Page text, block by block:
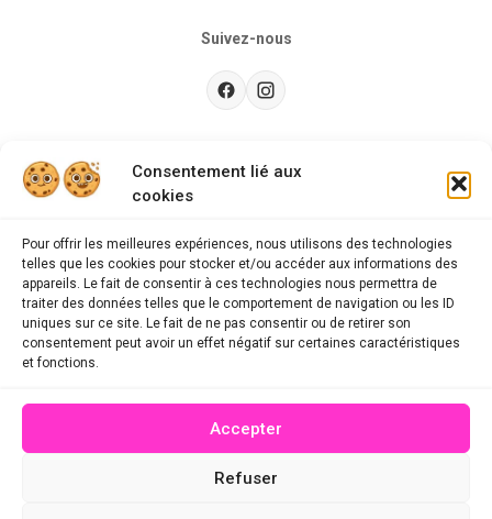
Consentement lié aux
cookies
Pour offrir les meilleures expériences, nous utilisons des technologies
telles que les cookies pour stocker et/ou accéder aux informations des
appareils. Le fait de consentir à ces technologies nous permettra de
traiter des données telles que le comportement de navigation ou les ID
uniques sur ce site. Le fait de ne pas consentir ou de retirer son
consentement peut avoir un effet négatif sur certaines caractéristiques
et fonctions.
Accepter
Refuser
Suivez-nous
FAQ
Mentions légales
Politique de confidentialité
Contact